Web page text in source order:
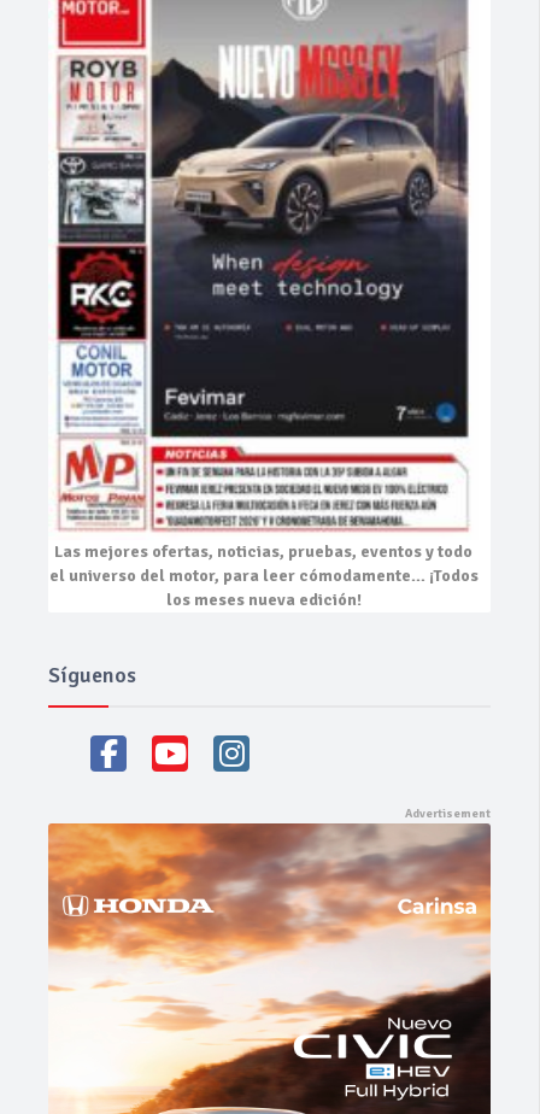
Las mejores ofertas, noticias, pruebas, eventosy todo
el universo del motor, para leer cómodamente… ¡Todos
los meses nueva edición!
Síguenos